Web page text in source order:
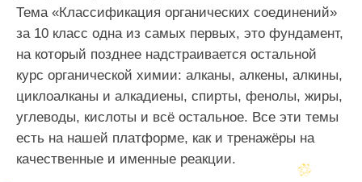
Тема «Классификация органических соединений»
за 10 класс одна из самых первых, это фундамент,
на который позднее надстраивается остальной
курс органической химии: алканы, алкены, алкины,
циклоалканы и алкадиены, спирты, фенолы, жиры,
углеводы, кислоты и всё остальное. Все эти темы
есть на нашей платформе, как и тренажёры на
качественные и именные реакции.